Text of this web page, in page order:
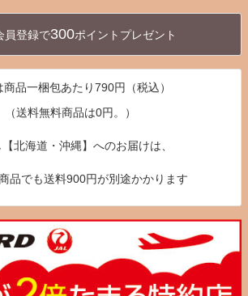
へ
員登録で300ポイントプレゼント
商品一梱包あたり790円（税込）
（送料無料商品は0円。）
北海道・沖縄】へのお届けは、
品でも送料900円が別途かかります